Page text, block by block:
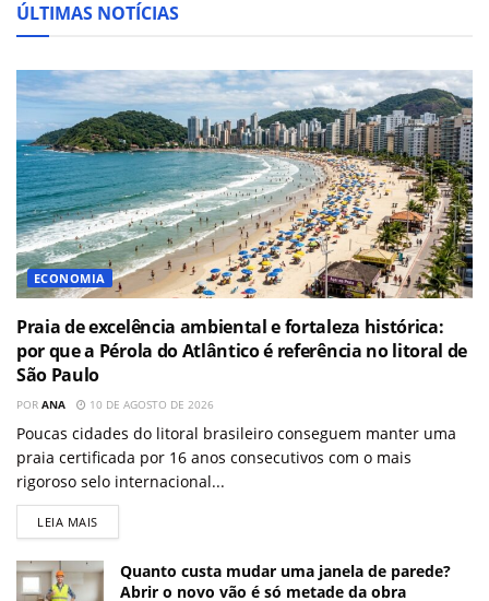
ÚLTIMAS NOTÍCIAS
ECONOMIA
Praia de excelência ambiental e fortaleza histórica:
por que a Pérola do Atlântico é referência no litoral de
São Paulo
POR ANA 10 DE AGOSTO DE 2026
Poucas cidades do litoral brasileiro conseguem manter uma
praia certificada por 16 anos consecutivos com o mais
rigoroso selo internacional...
LEIA MAIS
Quanto custa mudar uma janela de parede?
Abrir o novo vão é só metade da obra